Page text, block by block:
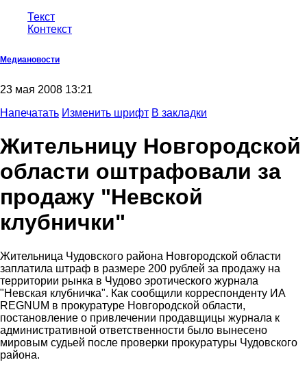
Текст
Контекст
Медиановости
23 мая 2008 13:21
Напечатать Изменить шрифт В закладки
Жительницу Новгородской
области оштрафовали за
продажу "Невской
клубнички"
Жительница Чудовского района Новгородской области
заплатила штраф в размере 200 рублей за продажу на
территории рынка в Чудово эротического журнала
"Невская клубничка". Как сообщили корреспонденту ИА
REGNUM в прокуратуре Новгородской области,
постановление о привлечении продавщицы журнала к
административной ответственности было вынесено
мировым судьей после проверки прокуратуры Чудовского
района.